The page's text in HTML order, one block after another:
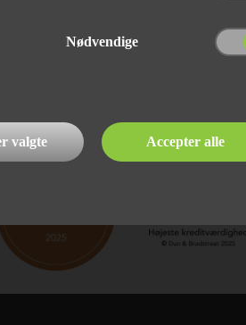
Nødvendige
valgte Accepter alle